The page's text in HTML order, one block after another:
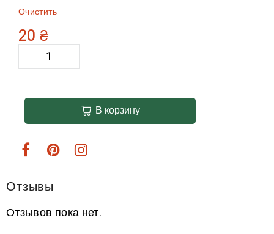
Очистить
20₴
В корзину
Отзывы
Отзывов пока нет.